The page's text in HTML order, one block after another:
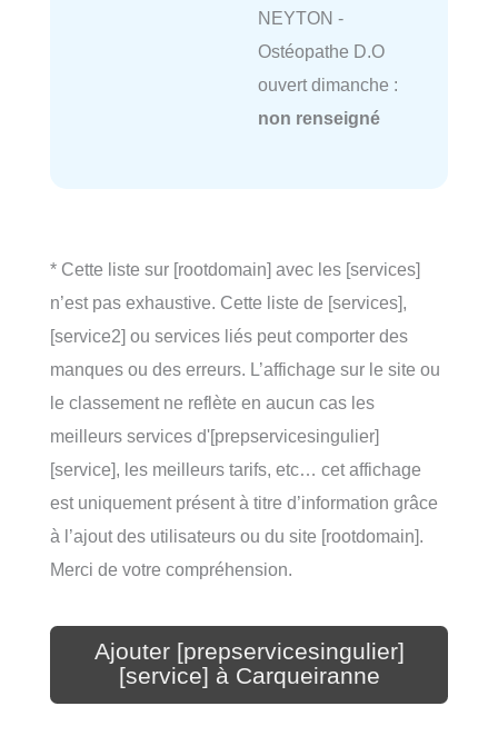
NEYTON -
Ostéopathe D.O
ouvert dimanche :
non renseigné
* Cette liste sur [rootdomain] avec les [services]
n’est pas exhaustive. Cette liste de [services],
[service2] ou services liés peut comporter des
manques ou des erreurs. L’affichage sur le site ou
le classement ne reflète en aucun cas les
meilleurs services d'[prepservicesingulier]
[service], les meilleurs tarifs, etc… cet affichage
est uniquement présent à titre d’information grâce
à l’ajout des utilisateurs ou du site [rootdomain].
Merci de votre compréhension.
Ajouter [prepservicesingulier]
[service] à Carqueiranne